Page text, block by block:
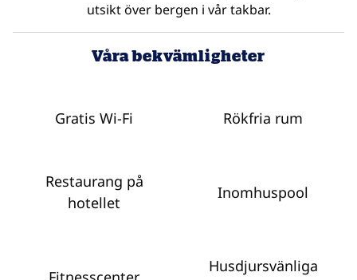
utsikt över bergen i vår takbar.
Våra bekvämligheter
Gratis Wi-Fi Rökfria rum
Restaurang på
hotellet
Inomhuspool
Husdjursvänliga